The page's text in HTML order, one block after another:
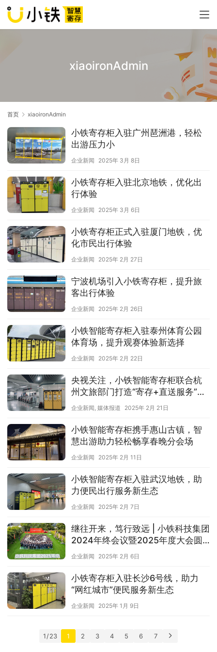
xiaoironAdmin
首页 xiaoironAdmin
小铁寄存柜入驻广州琶洲港，轻松
出游压力小
企业新闻 2025年 3月 8日
小铁寄存柜入驻北京地铁，优化出
行体验
企业新闻 2025年 3月 6日
小铁寄存柜正式入驻厦门地铁，优
化市民出行体验
企业新闻 2025年 2月 27日
宁波机场引入小铁寄存柜，提升旅
客出行体验
企业新闻 2025年 2月 26日
小铁智能寄存柜入驻泰州体育公园
体育场，提升观赛体验新选择
企业新闻 2025年 2月 22日
央视关注，小铁智能寄存柜联合杭
州文旅部门打造“寄存+直送服务”助
力旅客出行轻松游
企业新闻, 媒体报道 2025年 2月 21日
小铁智能寄存柜携手惠山古镇，智
慧出游助力轻松畅享春晚分会场
企业新闻 2025年 2月 11日
小铁智能寄存柜入驻武汉地铁，助
力便民出行服务新生态
企业新闻 2025年 2月 7日
继往开来，笃行致远 | 小铁科技集团
2024年终会议暨2025年度大会圆
满落幕
企业新闻 2025年 2月 6日
小铁寄存柜入驻长沙6号线，助力
“网红城市”便民服务新生态
企业新闻 2025年 1月 9日
1 / 23 1 2 3 4 5 6 7